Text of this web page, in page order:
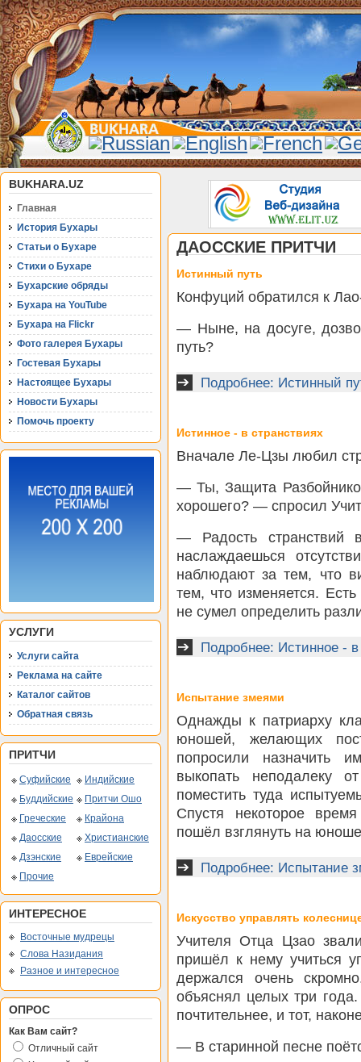
BUKHARA.UZ
Главная
История Бухары
Статьи о Бухаре
Стихи о Бухаре
Бухарские обряды
Бухара на YouTube
Бухара на Flickr
Фото галерея Бухары
Гостевая Бухары
Настоящее Бухары
Новости Бухары
Помочь проекту
УСЛУГИ
Услуги сайта
Реклама на сайте
Каталог сайтов
Обратная связь
ПРИТЧИ
Суфийские
Индийские
Буддийские
Притчи Ошо
Греческие
Крайона
Даосские
Христианские
Дзэнские
Еврейские
Прочие
ИНТЕРЕСНОЕ
Восточные мудрецы
Слова Назидания
Разное и интересное
ОПРОС
Как Вам сайт?
Отличный сайт
ДАОССКИЕ ПРИТЧИ
Истинный путь
Конфуций обратился к
— Ныне, на досуге,
путь?
Подробнее: Истинный
Истинное - в странствиях
Вначале Ле-Цзы любил
— Ты, Защита
хорошего? — спросил
— Радость
наслаждаешься
наблюдают за тем, что
тем, что изменяется.
не сумел определить
Подробнее: Истинное - в
Испытание змеями
Однажды к патриарху
юношей, желающих
попросили назначить
выкопать неподалеку
поместить туда
Спустя некоторое
пошёл взглянуть на
Подробнее: Испытание
Искусство управлять
Учителя Отца Цзао
пришёл к нему учиться
держался очень
объяснял целых три
почтительнее, и тот,
— В старинной песне